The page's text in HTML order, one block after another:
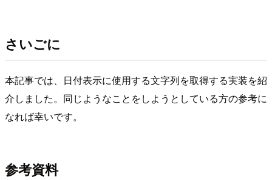
さいごに
本記事では、日付表示に使用する文字列を取得する実装を紹
介しました。同じようなことをしようとしている方の参考に
なれば幸いです。
参考資料